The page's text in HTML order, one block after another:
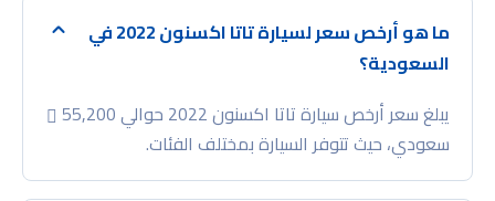
ما هو أرخص سعر لسيارة تاتا اكسنون 2022 في
السعودية؟
يبلغ سعر أرخص سيارة تاتا اكسنون 2022 حوالي 55,200
سعودي، حيث تتوفر السيارة بمختلف الفئات.